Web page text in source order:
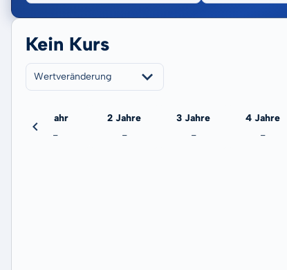
Kein Kurs
Wertveränderung
1 Jahr
-
2 Jahre
-
3 Jahre
-
4 Jahre
-